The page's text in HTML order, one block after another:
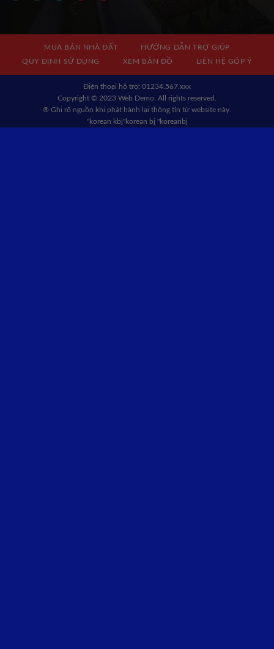
MUA BÁN NHÀ ĐẤT
HƯỚNG DẪN TRỢ GIÚP
QUY ĐỊNH SỬ DỤNG
XEM BẢN ĐỒ LIÊN HỆ GÓP Ý
Địện thoại hỗ trợ: 01234.567.xxx
Copyright © 2023 Web Demo. All rights reserved.
® Ghi rõ nguồn khi phát hành lại thông tin từ website này.
"korean kbj​"korean bj "koreanbj​